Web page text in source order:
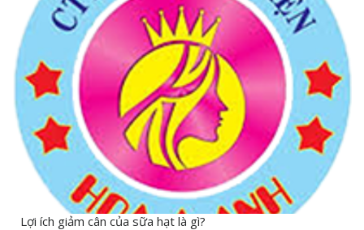
Lợi ích giảm cân của sữa hạt là gì?